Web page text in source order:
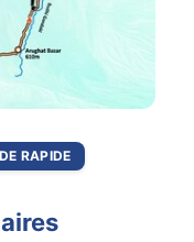
RAPIDE